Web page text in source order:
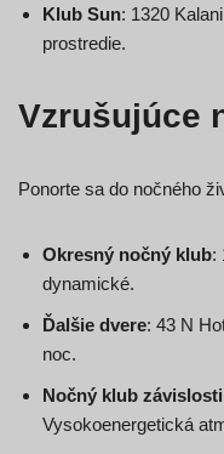
Klub Sun: 1320
prostredie.
Vzrušujúce
Ponorte sa do nočného
Okresný nočný klub:
dynamické.
Ďalšie dvere: 43 N
noc.
Nočný klub závislosti
Vysokoenergetická